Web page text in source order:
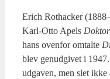
Erich Rot­ha­ck­er
Karl-Otto Apels
hans oven­for omtal­te
blev genud­gi­vet i
udga­ven, men slet